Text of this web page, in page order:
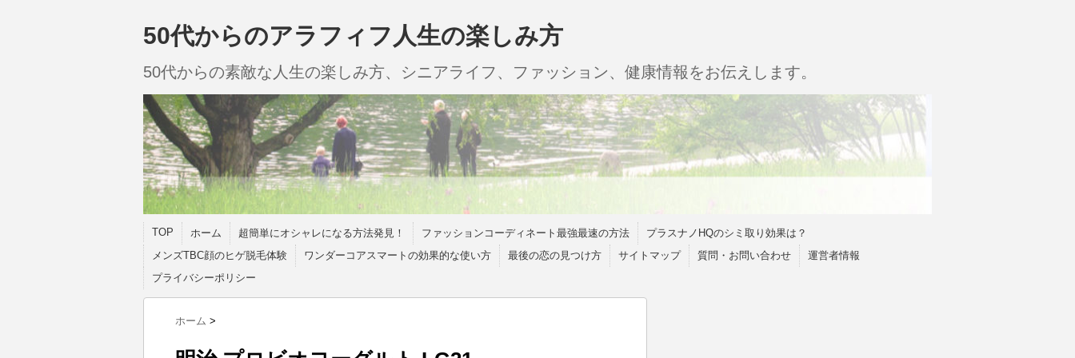
50代からのアラフィフ人生の楽しみ方
50代からの素敵な人生の楽しみ方、シニアライフ、ファッション、健康情報をお伝えします。
TOP ホーム 超簡単にオシャレになる方法発見！ ファッションコーディネート最強最速の方法
プラスナノHQのシミ取り効果は？
メンズTBC顔のヒゲ脱毛体験
ワンダーコアスマートの効果的な使い方 最後の恋の見つけ方 サイトマップ 質問・お問い合わせ
運営者情報
プライバシーポリシー
ホーム >